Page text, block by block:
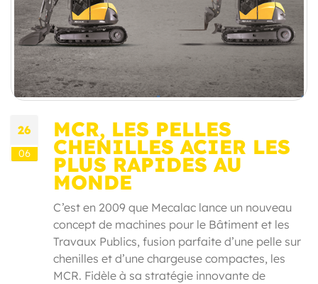
26
06
MCR, LES PELLES
CHENILLES ACIER LES
PLUS RAPIDES AU
MONDE
C’est en 2009 que Mecalac lance un nouveau
concept de machines pour le Bâtiment et les
Travaux Publics, fusion parfaite d’une pelle sur
chenilles et d’une chargeuse compactes, les
MCR. Fidèle à sa stratégie innovante de